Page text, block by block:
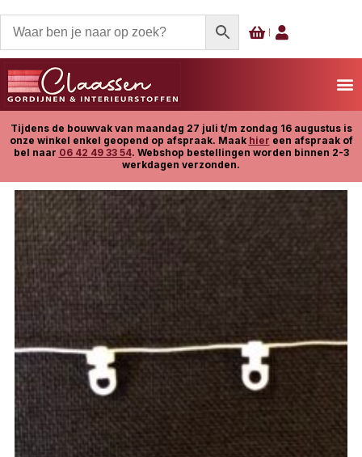
Tijdens de bouwvak van maandag 27 juli t/m zondag 16 augustus is
onze winkel enkel geopend op afspraak. Maak hier een afspraak of
bel naar 06 42 49 33 54. Webshop bestellingen worden binnen 2-3
werkdagen verzonden.